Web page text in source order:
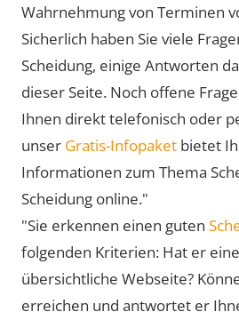
Wahrnehmung von Terminen
Sicherlich haben Sie viele
Scheidung, einige Antworten
dieser Seite. Noch offene
Ihnen direkt telefonisch oder
unser Gratis-Infopaket bietet
Informationen zum Thema
Scheidung online."
"Sie erkennen einen guten
folgenden Kriterien: Hat er
übersichtliche Webseite?
erreichen und antwortet er